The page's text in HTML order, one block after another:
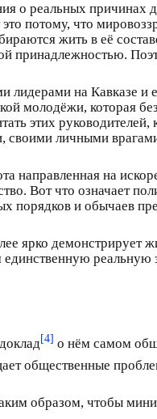
о реальных причинах
потому, что
жить в её
принадлежностью.
на Кавказе
молодёжи, которая
этих
своими личными
направленная на
Вот что означает
порядков и обычаев
ярко демонстрирует
[4] о нём самом
общественные
образом, чтобы